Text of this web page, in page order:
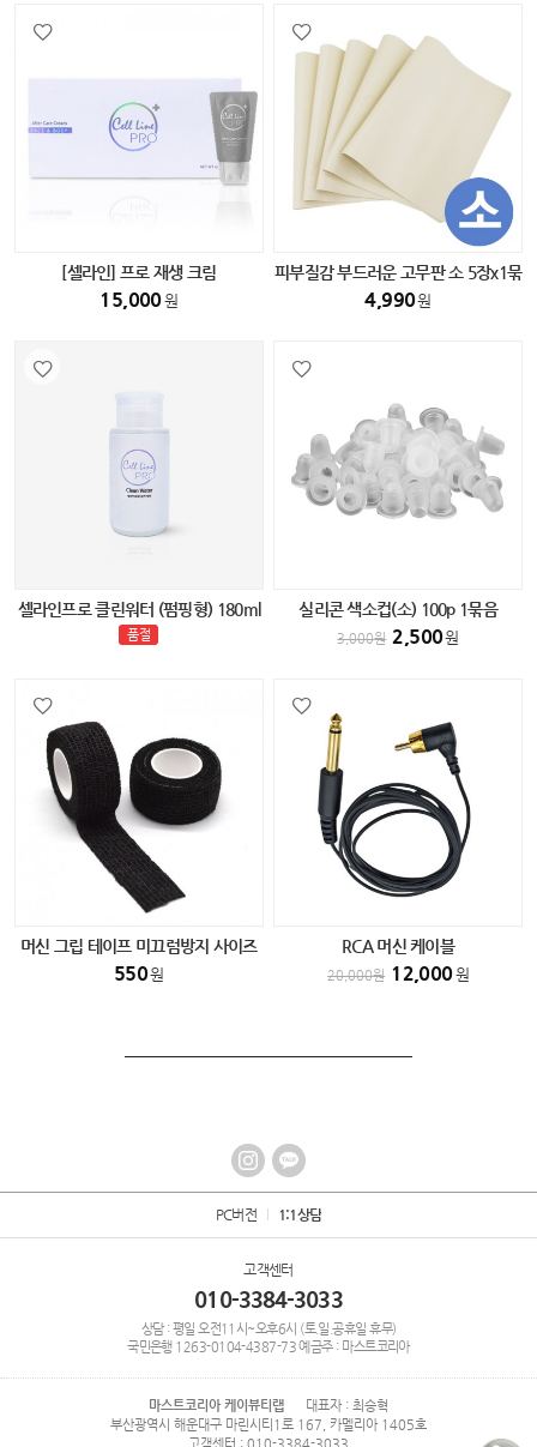
[셀라인] 프로 재생 크림
15,000원
피부질감 부드러운 고무판 소 5장x1묶
음
4,990원
셀라인프로 클린워터 (펌핑형) 180ml
품절
실리콘 색소컵(소) 100p 1묶음
3,000원 2,500원
머신 그립 테이프 미끄럼방지 사이즈
(소) 반영구 타투 smp전용
550원
RCA 머신 케이블
20,000원 12,000원
PC버전 1:1상담
고객센터
010-3384-3033
상담 : 평일 오전11시~오후6시 (토.일.공휴일 휴무)
국민은행 1263-0104-4387-73예금주 : 마스트코리아
마스트코리아 케이뷰티랩
대표자 : 최승혁
부산광역시 해운대구 마린시티1로 167, 카멜리아 1405호
고객센터 : 010-3384-3033